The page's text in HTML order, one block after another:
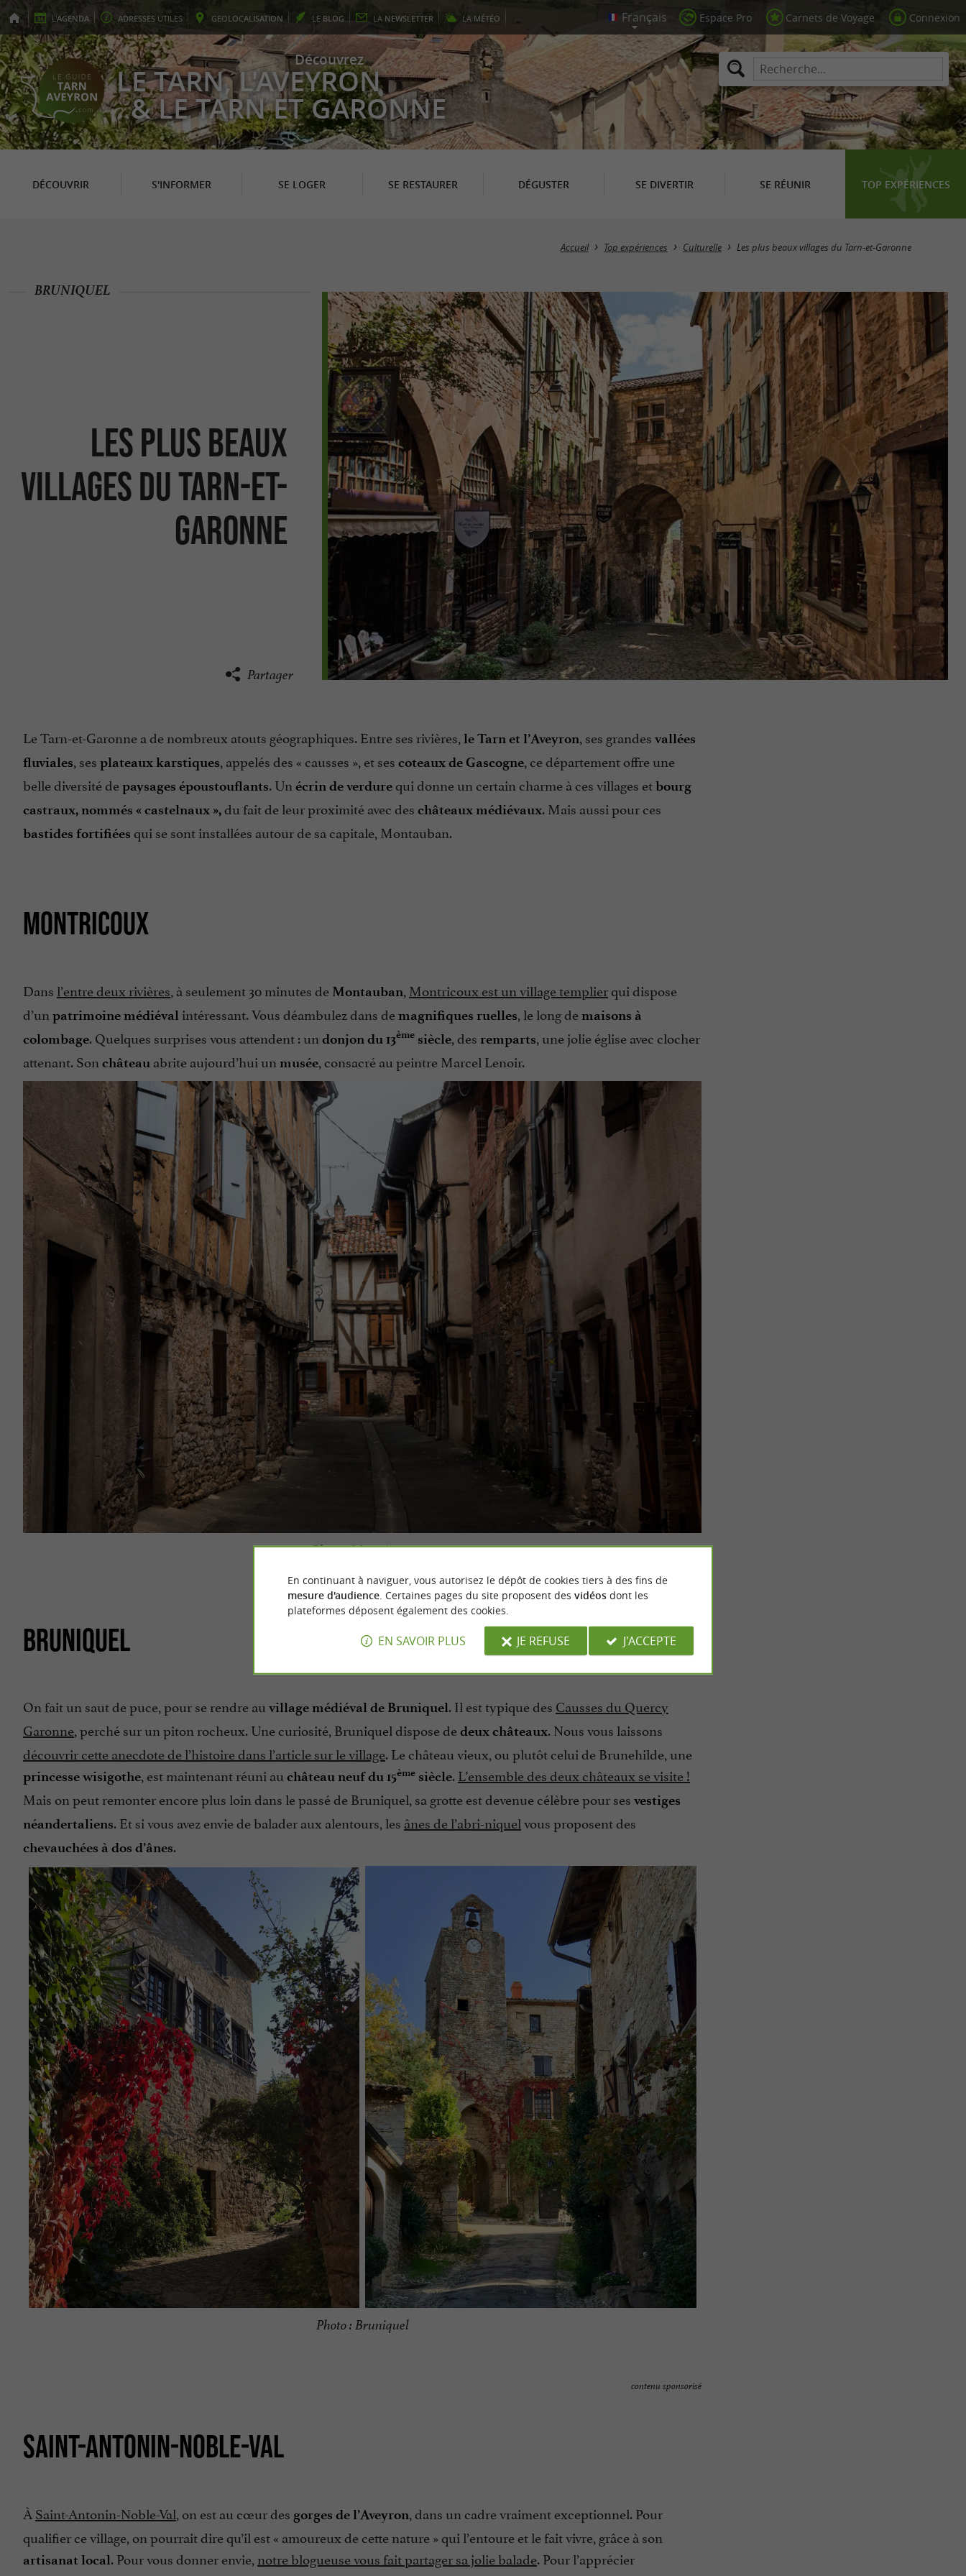
L'AGENDA ADRESSES UTILES GEOLOCALISATION LE BLOG LA NEWSLETTER LA MÉTÉO Espace Pro Carnets de Voyage Connexion
Découvrez
LE TARN, L'AVEYRON
& LE TARN ET GARONNE
DÉCOUVRIR S'INFORMER SE LOGER SE RESTAURER DÉGUSTER SE DIVERTIR SE RÉUNIR TOP EXPÉRIENCES
Accueil Top expériences Culturelle Les plus beaux villages du Tarn-et-Garonne
Les plus beaux
villages du Tarn-et-
Garonne
BRUNIQUEL
Partager
Le Tarn-et-Garonne a de nombreux atouts géographiques. Entre ses rivières, le Tarn et l’Aveyron, ses grandes vallées
fluviales, ses plateaux karstiques, appelés des « causses », et ses coteaux de Gascogne, ce département offre une
belle diversité depaysages époustouflants. Un écrin de verdurequi donne un certain charme à ces villages etbourg
castraux, nommés « castelnaux »,du fait de leur proximité avec des châteaux médiévaux. Mais aussi pour ces
bastides fortifiées qui se sont installées autour de sa capitale, Montauban.
MONTRICOUX
Dans l’entre deux rivières , à seulement 30 minutes de Montauban Montricoux est un village templierqui dispose
d’un patrimoine médiéval intéressant. Vous déambulez dans de magnifiques ruelles , le long de maisons à
colombage. Quelques surprises vous attendent : un donjon du 13ème siècle , des remparts , une jolie église avec clocher
attenant. Son château abrite aujourd’hui un musée , consacré au peintre Marcel Lenoir.
Photo : Montricoux
BRUNIQUEL
On fait un saut de puce, pour se rendre au village médiéval de Bruniquel. Il est typique des Causses du Quercy
Garonne, perché sur un piton rocheux. Une curiosité, Bruniquel dispose dedeux châteaux. Nous vous laissons
découvrir cette anecdote de l’histoire dans l’article sur le village. Le château vieux, ou plutôt celui de Brunehilde, une
princesse wisigothe, est maintenant réuni au château neuf du 15ème siècle.L’ensemble des deux châteaux se visite !
Mais on peut remonter encore plus loin dans le passé de Bruniquel, sa grotte est devenue célèbre pour ses vestiges
néandertaliens. Et si vous avez envie de balader aux alentours, les ânes de l’abri-niquelvous proposent des
chevauchées à dos d’ânes.
Photo : Bruniquel
contenu sponsorisé
SAINT-ANTONIN-NOBLE-VAL
À Saint-Antonin-Noble-Val, on est au cœur des gorges de l’Aveyron, dans un cadre vraiment exceptionnel. Pour
qualifier ce village, on pourrait dire qu’il est « amoureux de cette nature» qui l’entoure et le fait vivre, grâce à son
artisanat local. Pour vous donner envie, notre blogueuse vous fait partager sa jolie balade. Pour l’apprécier
En continuant à naviguer, vous autorisez le dépôt de cookies tiers à des fins de
mesure d'audience. Certaines pages du site proposent des vidéosdont les
plateformes déposent également des cookies.
EN SAVOIR PLUS JE REFUSE J'ACCEPTE